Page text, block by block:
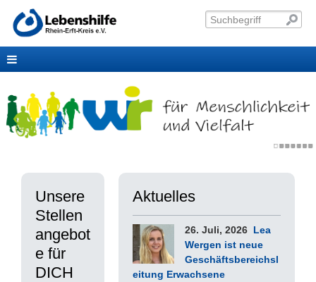
Unsere
Stellen
angebot
e für
DICH
Aktuelles
26. Juli, 2026 Lea
Wergen ist neue
Geschäftsbereichsl
eitung Erwachsene